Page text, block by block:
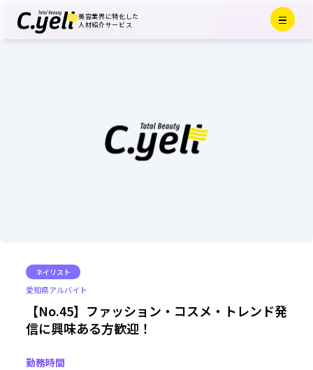
美容業界に特化した
人材紹介サービス
Menu
Close
ネイリスト
愛知県アルバイト
【No.45】ファッション・コスメ・トレンド発
信に興味ある方歓迎！
勤務時間